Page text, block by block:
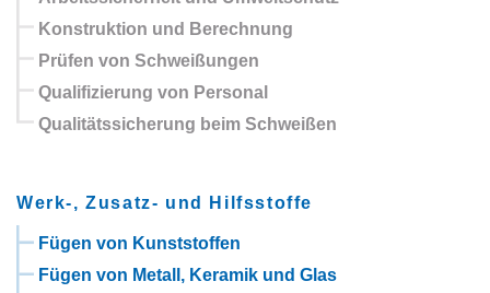
Konstruktion und Berechnung
Prüfen von Schweißungen
Qualifizierung von Personal
Qualitätssicherung beim Schweißen
Werk-, Zusatz- und Hilfsstoffe
Fügen von Kunststoffen
Fügen von Metall, Keramik und Glas